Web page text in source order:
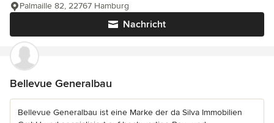
Nachricht
Palmaille 82, 22767 Hamburg
Bellevue Generalbau
Bellevue Generalbau ist eine Marke der da Silva Immobilien